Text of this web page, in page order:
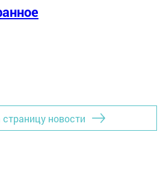
страницу новости